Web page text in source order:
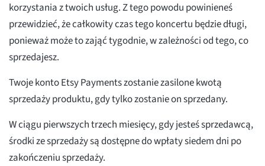
korzystania z twoich usług. Z tego powodu powinieneś
przewidzieć, że całkowity czas tego koncertu będzie długi,
ponieważ może to zająć tygodnie, w zależności od tego, co
sprzedajesz.
Twoje konto Etsy Payments zostanie zasilone kwotą
sprzedaży produktu, gdy tylko zostanie on sprzedany.
W ciągu pierwszych trzech miesięcy, gdy jesteś sprzedawcą,
środki ze sprzedaży są dostępne do wpłaty siedem dni po
zakończeniu sprzedaży.